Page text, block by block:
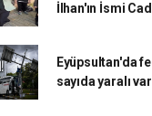
İlhan'ın İsmi
Eyüpsultan'da
sayıda yaralı var